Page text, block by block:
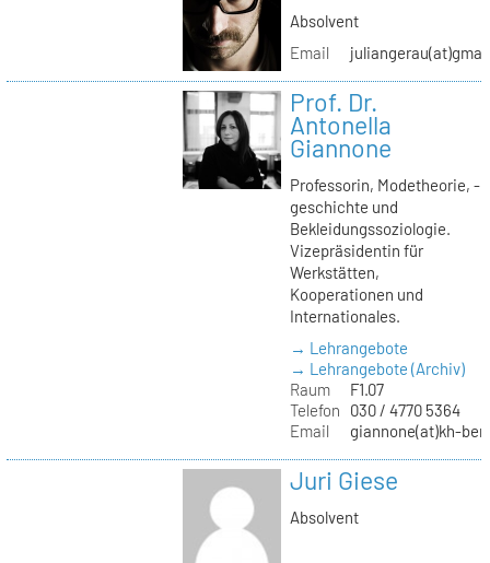
Absolvent
Email
Prof. Dr.
Antonella
Giannone
Professorin, Modetheorie, -
geschichte und
Bekleidungssoziologie.
Vizepräsidentin für
Werkstätten,
Kooperationen und
Internationales.
→ Lehrangebote
→ Lehrangebote (Archiv)
Raum
F1.07
Telefon
030 / 4770 5364
Email
giannone(at)kh-
Juri Giese
Absolvent